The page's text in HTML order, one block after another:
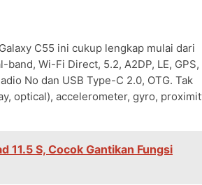
C55 ini cukup lengkap mulai dari
Wi-Fi Direct, 5.2, A2DP, LE, GPS,
No dan USB Type-C 2.0, OTG. Tak
optical), accelerometer, gyro,
11.5 S, Cocok Gantikan Fungsi